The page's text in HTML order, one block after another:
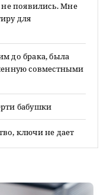
не появились. Мне
для
до брака, была
совместными
бабушки
ключи не дает